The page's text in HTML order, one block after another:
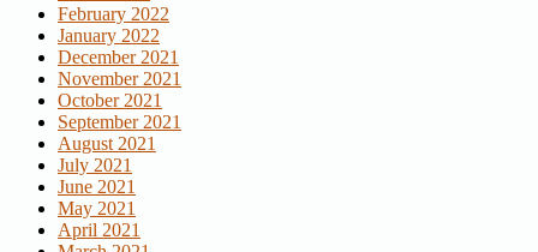
February 2022
January 2022
December 2021
November 2021
October 2021
September 2021
August 2021
July 2021
June 2021
May 2021
April 2021